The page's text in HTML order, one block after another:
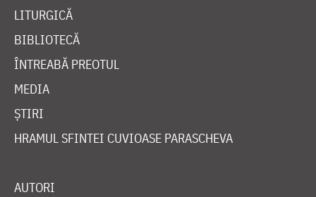
LITURGICĂ
BIBLIOTECĂ
ÎNTREABĂ PREOTUL
MEDIA
ȘTIRI
HRAMUL SFINTEI CUVIOASE PARASCHEVA
AUTORI